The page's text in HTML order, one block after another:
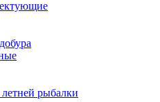
рыбалки